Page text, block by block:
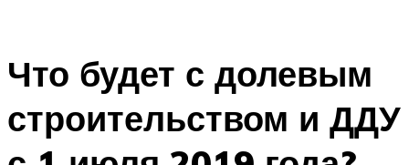
Что будет с долевым
строительством и ДДУ